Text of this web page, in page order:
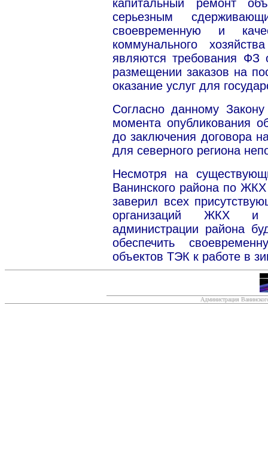
капитальный ремонт
серьезным
своевременную и
коммунального
являются требования
размещении заказов на
оказание услуг для
Согласно данному
момента опубликования
до заключения договора
для северного региона
Несмотря на
Ванинского района по
заверил всех
организаций ЖКХ и
администрации района
обеспечить
объектов ТЭК к работе в
Администрация